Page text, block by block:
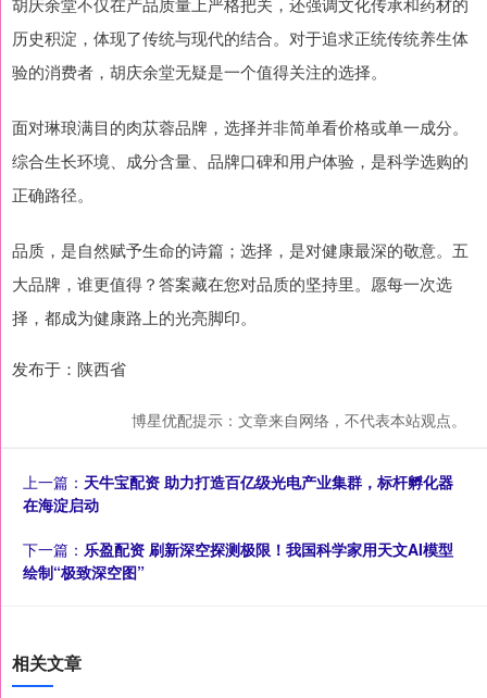
历史积淀，体现了传统与现代的结合。对于追求正统传统养生体
验的消费者，胡庆余堂无疑是一个值得关注的选择。
面对琳琅满目的肉苁蓉品牌，选择并非简单看价格或单一成分。
综合生长环境、成分含量、品牌口碑和用户体验，是科学选购的
正确路径。
品质，是自然赋予生命的诗篇；选择，是对健康最深的敬意。五
大品牌，谁更值得？答案藏在您对品质的坚持里。愿每一次选
择，都成为健康路上的光亮脚印。
发布于：陕西省
博星优配提示：文章来自网络，不代表本站观点。
上一篇： 天牛宝配资 助力打造百亿级光电产业集群，标杆孵化器
在海淀启动
下一篇： 乐盈配资 刷新深空探测极限！我国科学家用天文AI模型
绘制“极致深空图”
相关文章